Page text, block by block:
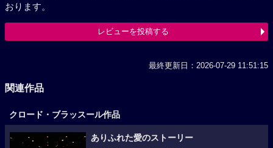
おります。
レビューを投稿する
最終更新日：2026-07-29 11:51:15
関連作品
クロード・ブラッスール作品
ありふれた愛のストーリー